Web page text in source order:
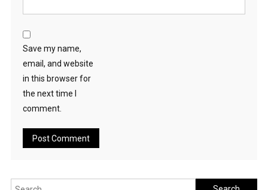
Save my name,
email, and website
in this browser for
the next time I
comment.
Search